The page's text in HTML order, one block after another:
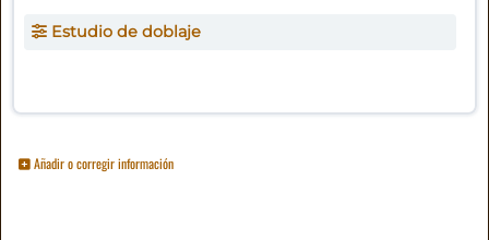
Estudio de doblaje
Añadir o corregir información